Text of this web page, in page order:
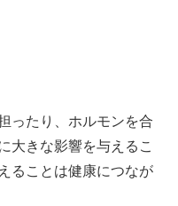
ったり、ホルモンを合
大きな影響を与えるこ
ることは健康につなが